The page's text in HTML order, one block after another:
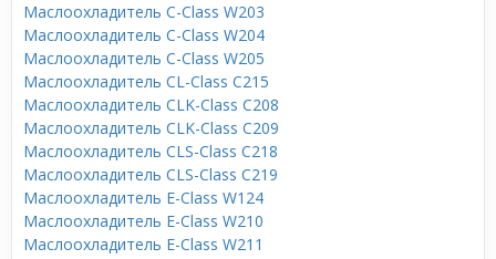
Маслоохладитель C-Class W203
Маслоохладитель C-Class W204
Маслоохладитель C-Class W205
Маслоохладитель CL-Class C215
Маслоохладитель CLK-Class C208
Маслоохладитель CLK-Class C209
Маслоохладитель CLS-Class C218
Маслоохладитель CLS-Class C219
Маслоохладитель E-Class W124
Маслоохладитель E-Class W210
Маслоохладитель E-Class W211